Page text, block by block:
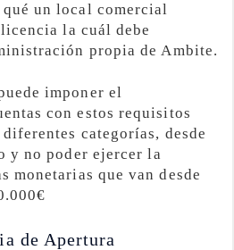
qué un local comercial
la cuál debe
propia de Ambite.
imponer el
con estos requisitos
categorías, desde
y no poder ejercer la
monetarias que van desde
de Apertura